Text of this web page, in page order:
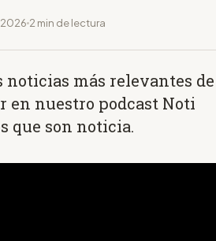
2 min de lectura
noticias más relevantes de
en nuestro podcast Noti
que son noticia.